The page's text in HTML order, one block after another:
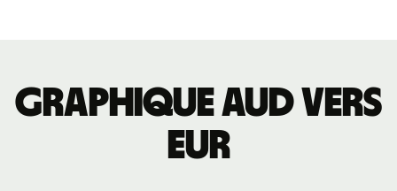
Graphique AUD vers
EUR